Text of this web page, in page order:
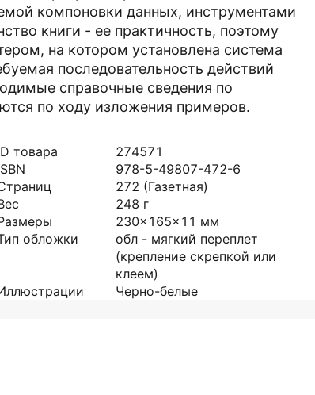
компоновки данных, инструментами
книги - ее практичность, поэтому
на котором установлена система
последовательность действий
справочные сведения по
по ходу изложения примеров.
товара
274571
978-5-49807-472-6
272 (Газетная)
248 г
230x165x11 мм
обложки
обл - мягкий переплет
(крепление скрепкой или
клеем)
Черно-белые